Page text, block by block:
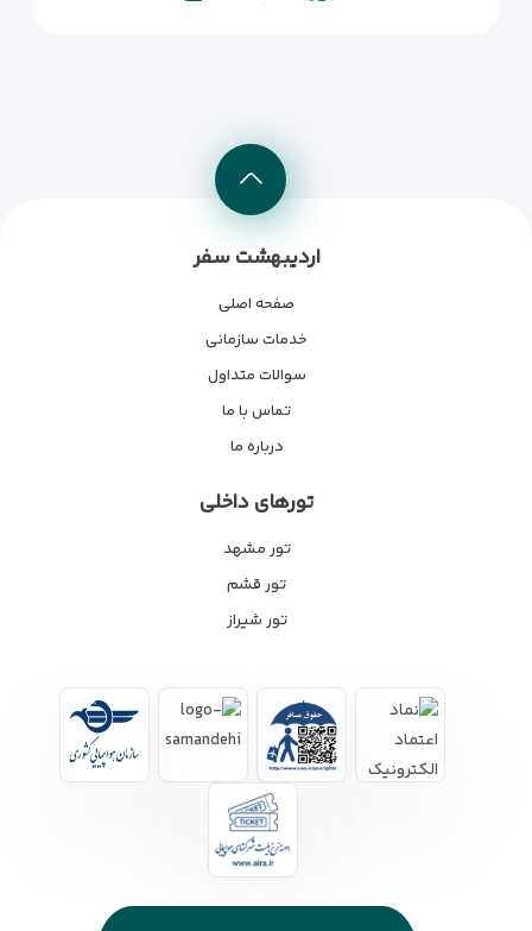
اردیبهشت سفر
صفحه اصلی
خدمات سازمانی
سوالات متداول
تماس با ما
درباره ما
تورهای داخلی
تور مشهد
تور قشم
تور شیراز